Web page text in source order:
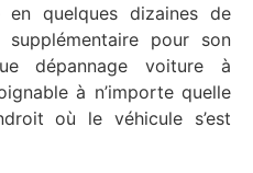
quelques dizaines de
pour son
dépannage voiture à
à n’importe quelle
où le véhicule s’est